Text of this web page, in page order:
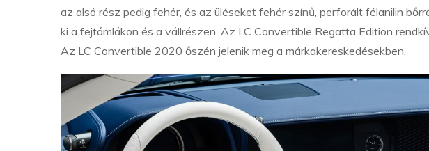
az alsó rész pedig fehér, és az üléseket fehér színű, perforált félanilin
ki a fejtámlákon és a vállrészen. Az LC Convertible Regatta Edition
Az LC Convertible 2020 őszén jelenik meg a márkakereskedésekben.